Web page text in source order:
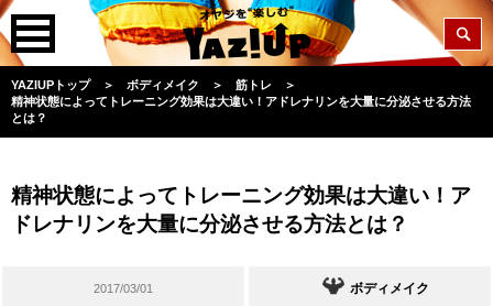
YAZIUPトップ ＞ ボディメイク ＞ 筋トレ
＞
精神状態によってトレーニング効果は大違い！アドレナリンを大量に分泌させる方法
とは？
精神状態によってトレーニング効果は大違い！ア
ドレナリンを大量に分泌させる方法とは？
2017/03/01 ボディメイク